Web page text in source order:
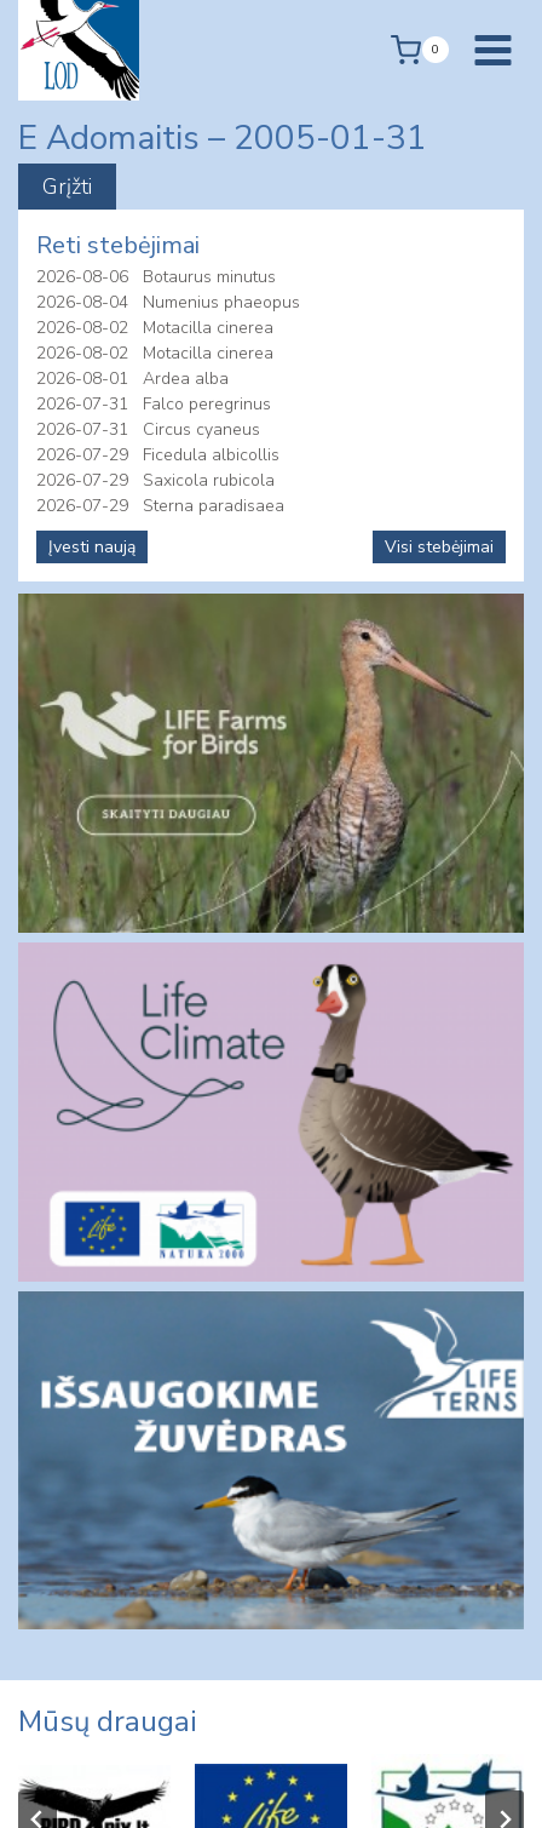
content
0
E Adomaitis – 2005-01-31
Reti stebėjimai
2026-08-06
Botaurus minutus
2026-08-04
Numenius phaeopus
2026-08-02
Motacilla cinerea
2026-08-02
Motacilla cinerea
2026-08-01
Ardea alba
2026-07-31
Falco peregrinus
2026-07-31
Circus cyaneus
2026-07-29
Ficedula albicollis
2026-07-29
Saxicola rubicola
2026-07-29
Sterna paradisaea
Įvesti naują
Visi stebėjimai
Mūsų draugai